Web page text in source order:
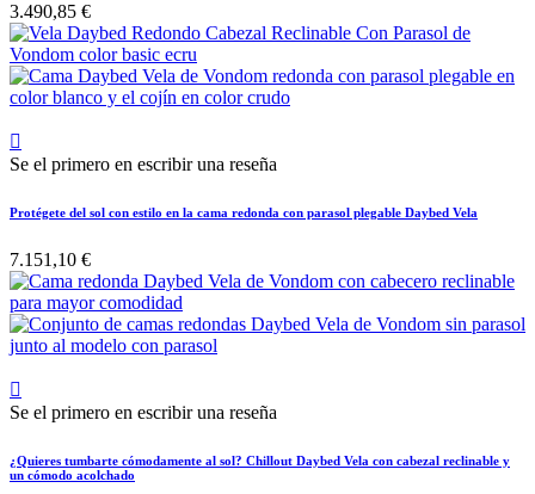
3.490,85 €

Se el primero en escribir una reseña
Protégete del sol con estilo en la cama redonda con parasol plegable Daybed Vela
7.151,10 €

Se el primero en escribir una reseña
¿Quieres tumbarte cómodamente al sol? Chillout Daybed Vela con cabezal reclinable y
un cómodo acolchado